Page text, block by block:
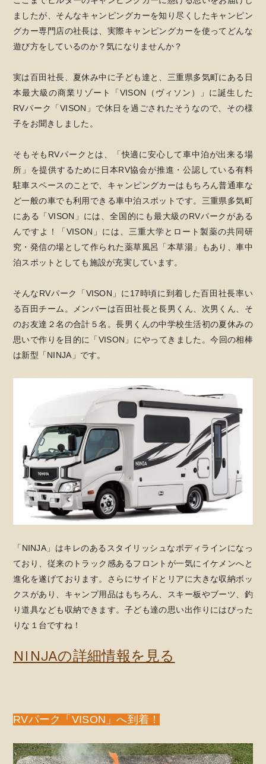
ましたが、そんなキャンピングカーを知り尽くしたキャンピン
グカー専門店の社長は、実際キャンピングカーを使ってどんな
遊び方をしているのか？気になりませんか？
実は百田社長、夏休み中に子ども達と、三重県多気町にある日
本最大級の商業リゾート「VISON（ヴィソン）」に誕生した
RVパーク「VISON」で休日を過ごされたそうなので、その様
子をお聞きしました。
そもそもRVパークとは、「快適に安心して車中泊が出来る場
所」を提供するために日本RV協会が推進・公認している有料
駐車スペースのことで、キャンピングカーはもちろん普通車な
ど一般の車でも利用できる車中泊スポットです。三重県多気町
にある「VISON」には、全国的にも最大級のRVパークがある
んですよ！「VISON」には、三重大学とロート製薬の共同研
究・発信の場として作られた薬草風呂「本草湯」もあり、車中
泊スポットとしても施設が充実しています。
そんなRVパーク「VISON」に17時頃に到着した百田社長率い
る百田チーム。メンバーは百田社長と長男くん、次男くん、そ
のお友達２名の合計５名。長男くんの中学校生活初の夏休みの
思いで作りを目的に「VISON」にやってきました。今回の相棒
は新型「NINJA」です。
「NINJA」はキレのあるスタイリッシュなボディラインになっ
ており、従来のトラック感あるフロントが一気にイケメンへと
進化を遂げております。さらにサイドとリアに大きな収納ボッ
クスがあり、キャンプ用品はもちろん、スキー板やブーツ、釣
り道具なども収納できます。子ども達の思い出作りにはぴった
りな１台ですね！
NINJAの詳細情報を見る
RVパーク「VISON」へ到着！